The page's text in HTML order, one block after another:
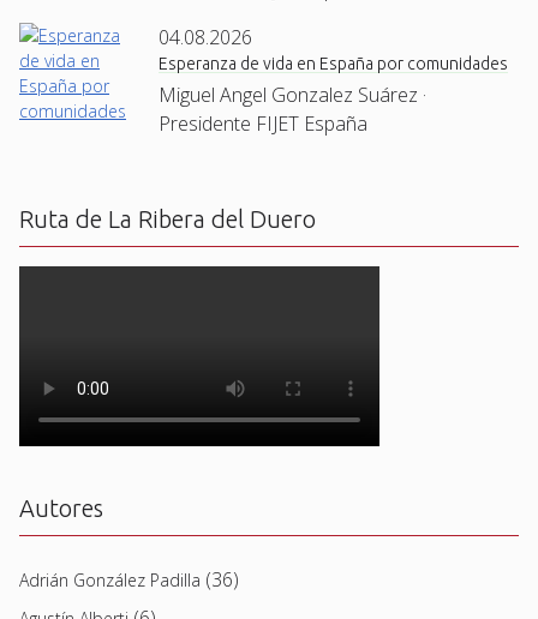
04.08.2026
Esperanza de vida en España por comunidades
Miguel Angel Gonzalez Suárez ·
Presidente FIJET España
Ruta de La Ribera del Duero
Autores
Adrián González Padilla (36)